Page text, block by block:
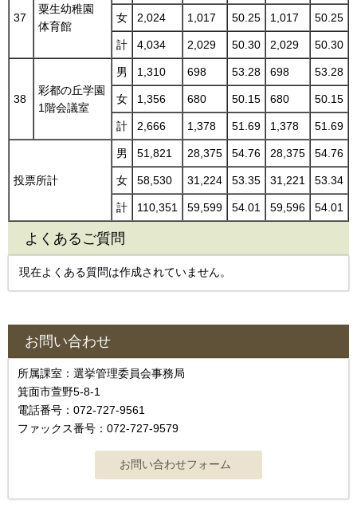
37
粟生幼稚園
体育館
女 2,024 1,017 50.25 1,017 50.25
計 4,034 2,029 50.30 2,029 50.30
38
彩都の丘学園
1階会議室
男 1,310 698 53.28 698 53.28
女 1,356 680 50.15 680 50.15
計 2,666 1,378 51.69 1,378 51.69
投票所計
男 51,821 28,375 54.76 28,375 54.76
女 58,530 31,224 53.35 31,221 53.34
計 110,351 59,599 54.01 59,596 54.01
よくあるご質問
現在よくある質問は作成されていません。
お問い合わせ
所属課室：選挙管理委員会事務局
箕面市萱野5-8-1
電話番号：072-727-9561
ファックス番号：072-727-9579